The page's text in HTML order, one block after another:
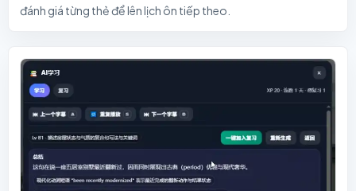
đánh giá từng thẻ để lên lịch ôn tiếp theo.